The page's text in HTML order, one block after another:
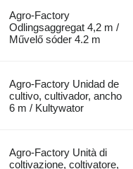
Agro-Factory
Odlingsaggregat 4,2 m /
Művelő sóder 4.2 m
Agro-Factory Unidad de
cultivo, cultivador, ancho
6 m / Kultywator
Agro-Factory Unità di
coltivazione, coltivatore,